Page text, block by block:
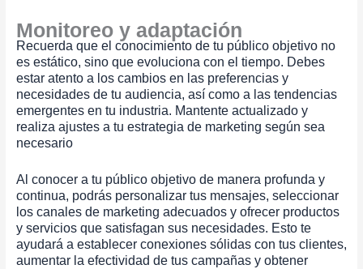
Monitoreo y adaptación
Recuerda que el conocimiento de tu público objetivo no
es estático, sino que evoluciona con el tiempo. Debes
estar atento a los cambios en las preferencias y
necesidades de tu audiencia, así como a las tendencias
emergentes en tu industria. Mantente actualizado y
realiza ajustes a tu estrategia de marketing según sea
necesario
Al conocer a tu público objetivo de manera profunda y
continua, podrás personalizar tus mensajes, seleccionar
los canales de marketing adecuados y ofrecer productos
y servicios que satisfagan sus necesidades. Esto te
ayudará a establecer conexiones sólidas con tus clientes,
aumentar la efectividad de tus campañas y obtener